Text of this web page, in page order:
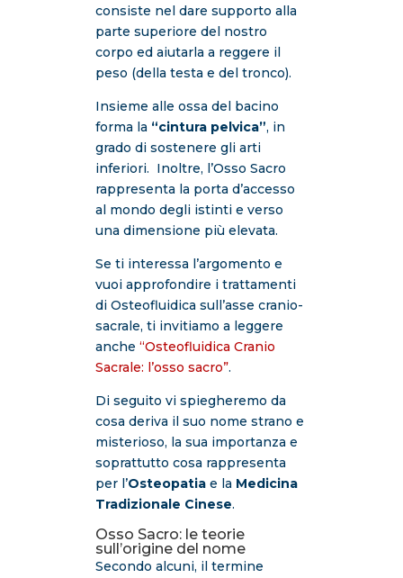
consiste nel dare supporto alla
parte superiore del nostro
corpo ed aiutarla a reggere il
peso (della testa e del tronco).
Insieme alle ossa del bacino
forma la “cintura pelvica”, in
grado di sostenere gli arti
inferiori. Inoltre, l’Osso Sacro
rappresenta la porta d’accesso
al mondo degli istinti e verso
una dimensione più elevata.
Se ti interessa l’argomento e
vuoi approfondire i trattamenti
di Osteofluidica sull’asse cranio-
sacrale, ti invitiamo a leggere
anche “Osteofluidica Cranio
Sacrale: l’osso sacro”.
Di seguito vi spiegheremo da
cosa deriva il suo nome strano e
misterioso, la sua importanza e
soprattutto cosa rappresenta
per l’Osteopatiae la Medicina
Tradizionale Cinese.
Osso Sacro: le teorie
sull’origine del nome
Secondo alcuni, il termine